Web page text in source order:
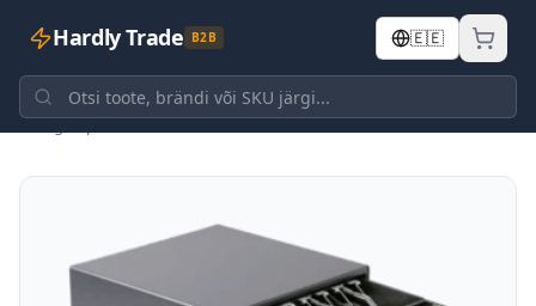
Hardly Trade B2B 🇪🇪
Tagasi poodi